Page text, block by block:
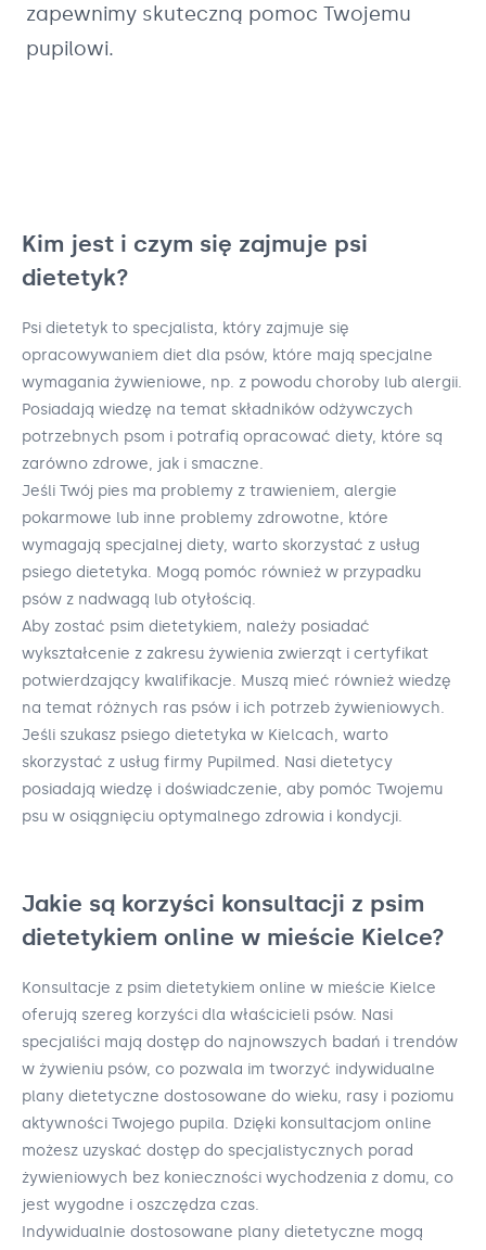
zapewnimy skuteczną pomoc Twojemu
pupilowi.
Kim jest i czym się zajmuje psi
dietetyk?
Psi dietetyk to specjalista, który zajmuje się
opracowywaniem diet dla psów, które mają specjalne
wymagania żywieniowe, np. z powodu choroby lub alergii.
Posiadają wiedzę na temat składników odżywczych
potrzebnych psom i potrafią opracować diety, które są
zarówno zdrowe, jak i smaczne.
Jeśli Twój pies ma problemy z trawieniem, alergie
pokarmowe lub inne problemy zdrowotne, które
wymagają specjalnej diety, warto skorzystać z usług
psiego dietetyka. Mogą pomóc również w przypadku
psów z nadwagą lub otyłością.
Aby zostać psim dietetykiem, należy posiadać
wykształcenie z zakresu żywienia zwierząt i certyfikat
potwierdzający kwalifikacje. Muszą mieć również wiedzę
na temat różnych ras psów i ich potrzeb żywieniowych.
Jeśli szukasz psiego dietetyka w Kielcach, warto
skorzystać z usług firmy Pupilmed. Nasi dietetycy
posiadają wiedzę i doświadczenie, aby pomóc Twojemu
psu w osiągnięciu optymalnego zdrowia i kondycji.
Jakie są korzyści konsultacji z psim
dietetykiem online w mieście Kielce?
Konsultacje z psim dietetykiem online w mieście Kielce
oferują szereg korzyści dla właścicieli psów. Nasi
specjaliści mają dostęp do najnowszych badań i trendów
w żywieniu psów, co pozwala im tworzyć indywidualne
plany dietetyczne dostosowane do wieku, rasy i poziomu
aktywności Twojego pupila. Dzięki konsultacjom online
możesz uzyskać dostęp do specjalistycznych porad
żywieniowych bez konieczności wychodzenia z domu, co
jest wygodne i oszczędza czas.
Indywidualnie dostosowane plany dietetyczne mogą